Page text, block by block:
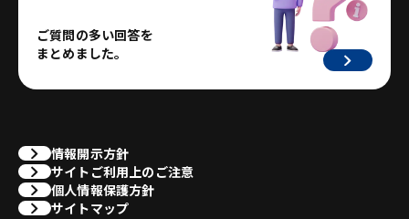
ご質問の多い回答を
まとめました。
情報開示方針
サイトご利用上のご注意
個人情報保護方針
サイトマップ